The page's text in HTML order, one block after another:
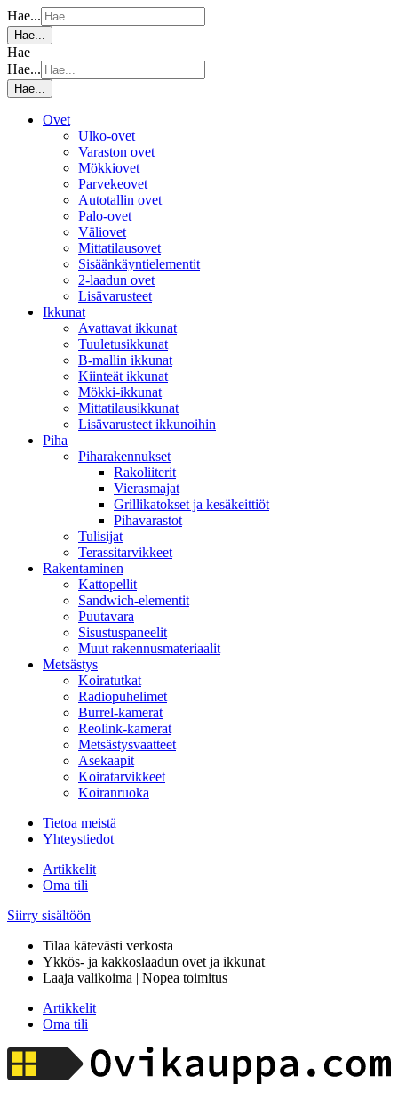
Hae...
Hae...
Hae
Hae...
Hae...
Ovet
Ulko-ovet
Varaston ovet
Mökkiovet
Parvekeovet
Autotallin ovet
Palo-ovet
Väliovet
Mittatilausovet
Sisäänkäyntielementit
2-laadun ovet
Lisävarusteet
Ikkunat
Avattavat ikkunat
Tuuletusikkunat
B-mallin ikkunat
Kiinteät ikkunat
Mökki-ikkunat
Mittatilausikkunat
Lisävarusteet ikkunoihin
Piha
Piharakennukset
Rakoliiterit
Vierasmajat
Grillikatokset ja kesäkeittiöt
Pihavarastot
Tulisijat
Terassitarvikkeet
Rakentaminen
Kattopellit
Sandwich-elementit
Puutavara
Sisustuspaneelit
Muut rakennusmateriaalit
Metsästys
Koiratutkat
Radiopuhelimet
Burrel-kamerat
Reolink-kamerat
Metsästysvaatteet
Asekaapit
Koiratarvikkeet
Koiranruoka
Tietoa meistä
Yhteystiedot
Artikkelit
Oma tili
Siirry sisältöön
Tilaa kätevästi verkosta
Ykkös- ja kakkoslaadun ovet ja ikkunat
Laaja valikoima | Nopea toimitus
Artikkelit
Oma tili